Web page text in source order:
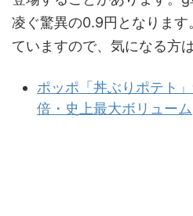
凌ぐ驚異の0.9円となりま
ていますので、気になる方
ポッポ「丼ぶりポテト
倍・史上最大ボリューム